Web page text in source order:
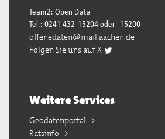
Team2: Open Data
Tel.: 0241 432-15204 oder -15200
offenedaten@mail.aachen.de
Folgen Sie uns auf X
Weitere Services
Geodatenportal
Ratsinfo